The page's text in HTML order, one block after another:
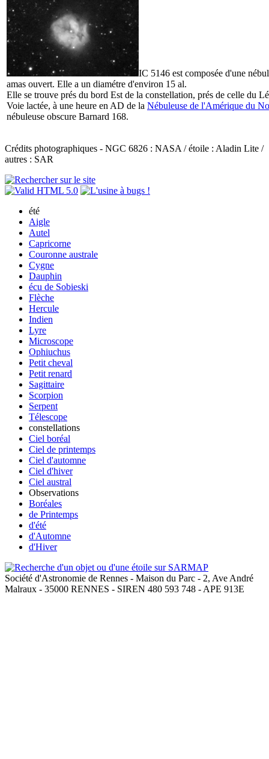
IC 5146 est composée d'une
amas ouvert. Elle a un diamétre d'environ 15 al.
Elle se trouve prés du bord Est de la constellation, prés de celle du
Voie lactée, à une heure en AD de la Nébuleuse de l'Amérique du
nébuleuse obscure Barnard 168.
Crédits photographiques - NGC 6826 : NASA / étoile : Aladin Lite /
autres : SAR
été
Aigle
Autel
Capricorne
Couronne australe
Cygne
Dauphin
écu de Sobieski
Flèche
Hercule
Indien
Lyre
Microscope
Ophiuchus
Petit cheval
Petit renard
Sagittaire
Scorpion
Serpent
Télescope
constellations
Ciel boréal
Ciel de printemps
Ciel d'automne
Ciel d'hiver
Ciel austral
Observations
Boréales
de Printemps
d'été
d'Automne
d'Hiver
Société d'Astronomie de Rennes - Maison du Parc - 2, Ave André
Malraux - 35000 RENNES - SIREN 480 593 748 - APE 913E